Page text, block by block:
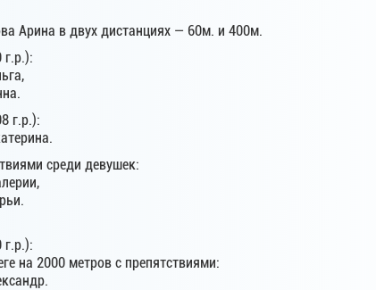
Арина в двух дистанциях — 60м. и 400м.
г.р.):
г.р.):
среди девушек:
г.р.):
на 2000 метров с препятствиями: